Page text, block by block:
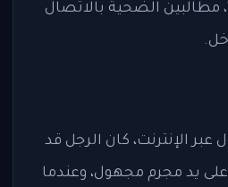
الضحية بالاتصال
عبر الإنترنت، كان الرجل قد
يد مجرم مجهول، وعندما